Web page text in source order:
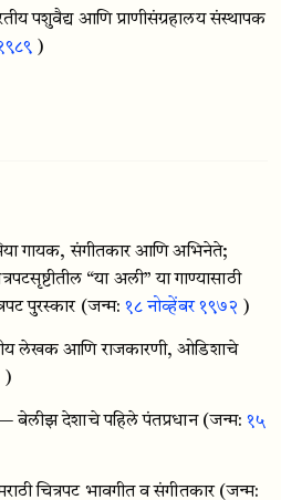
पशुवैद्य आणि प्राणीसंग्रहालय संस्थापक
)
गायक, संगीतकार आणि अभिनेते;
“या अली” या गाण्यासाठी
पुरस्कार (जन्म:१८ नोव्हेंबर १९७२ )
लेखक आणि राजकारणी, ओडिशाचे
)
बेलीझ देशाचे पहिले पंतप्रधान (जन्म:१५
चित्रपट भावगीत व संगीतकार (जन्म: